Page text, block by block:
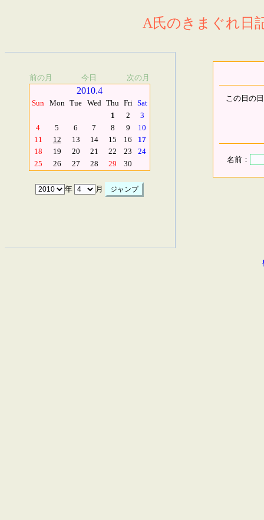
A氏のきまぐれ日
前の月 今日 次の月
2010.4
Sun Mon Tue Wed Thu Fri Sat
1
2
3
4
5 6 7 8 9
10
11
12 13 14 15 16
17
18
19 20 21 22 23
24
25
26 27 28 29 30
年 月
この日の
名前：